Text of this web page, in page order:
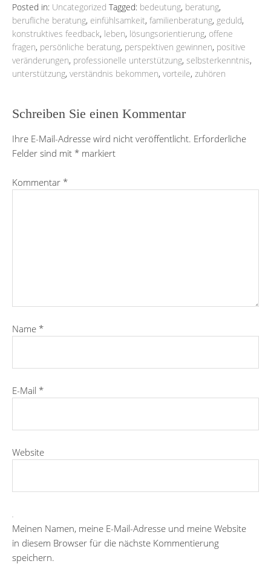
Posted in: Uncategorized Tagged: bedeutung, beratung,
berufliche beratung, einfühlsamkeit, familienberatung, geduld,
konstruktives feedback, leben, lösungsorientierung, offene
fragen, persönliche beratung, perspektiven gewinnen, positive
veränderungen, professionelle unterstützung, selbsterkenntnis,
unterstützung, verständnis bekommen, vorteile, zuhören
Schreiben Sie einen Kommentar
Ihre E-Mail-Adresse wird nicht veröffentlicht. Erforderliche
Felder sind mit * markiert
Kommentar *
Name *
E-Mail *
Website
Meinen Namen, meine E-Mail-Adresse und meine Website
in diesem Browser für die nächste Kommentierung
speichern.